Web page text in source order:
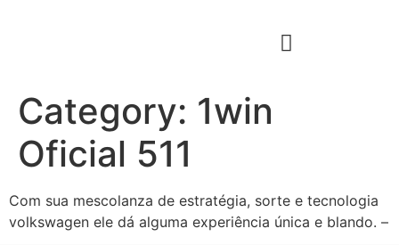
Category: 1win
Oficial 511
Com sua mescolanza de estra͏tégia, sorte e te͏cnologia
volkswagen ele dá alguma experiência única e blando. –